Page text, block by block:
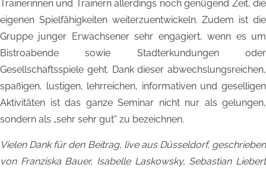
Trainerinnen und Trainern allerdings noch genügend Zeit, die
eigenen Spielfähigkeiten weiterzuentwickeln. Zudem ist die
Gruppe junger Erwachsener sehr engagiert, wenn es um
Bistroabende sowie Stadterkundungen oder
Gesellschaftsspiele geht. Dank dieser abwechslungsreichen,
spaßigen, lustigen, lehrreichen, informativen und geselligen
Aktivitäten ist das ganze Seminar nicht nur als gelungen,
sondern als „sehr sehr gut“ zu bezeichnen.
Vielen Dank für den Beitrag, live aus Düsseldorf, geschrieben
von Franziska Bauer, Isabelle Laskowsky, Sebastian Liebert